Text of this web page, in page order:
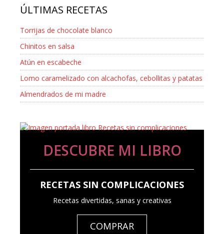
ÚLTIMAS RECETAS
Torrijas de chocolate blanco
Chinitos en salsa
Atún en escabeche
Lomo caramelizado con alcachofas, cebollitas y patatas
Almendrados de mi madre
DESCUBRE MI LIBRO
RECETAS SIN COMPLICACIONES
Recetas divertidas, sanas y creativas
COMPRAR